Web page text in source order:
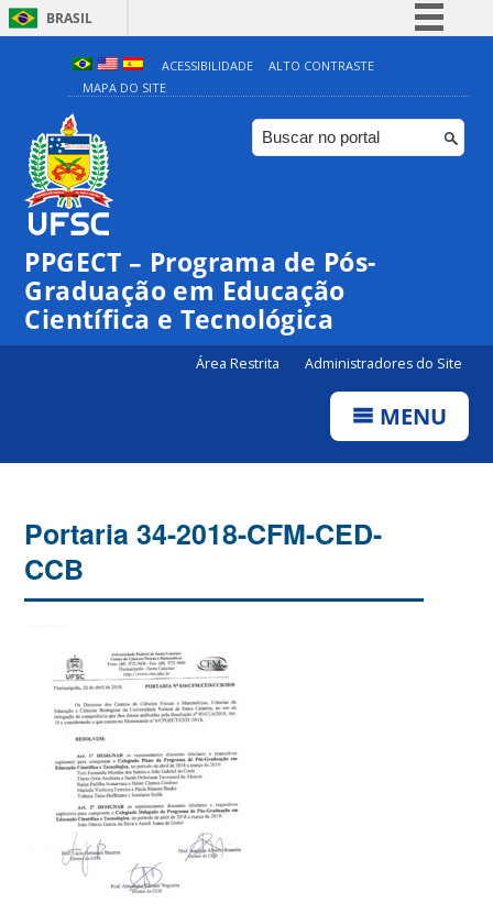
BRASIL
Simplifique!
Comunica BR
Participe
ACESSIBILIDADE
ALTO CONTRASTE
MAPA DO SITE
PPGECT – Programa de Pós-
Graduação em Educação
Científica e Tecnológica
Área Restrita Administradores do Site
MENU
Portaria 34-2018-CFM-CED-
CCB